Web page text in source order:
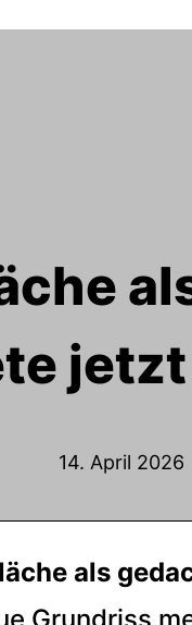
14. April 2026